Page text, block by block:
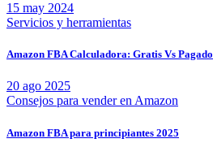
15 may 2024
Servicios y herramientas
Amazon FBA Calculadora: Gratis Vs Pagado
20 ago 2025
Consejos para vender en Amazon
Amazon FBA para principiantes 2025